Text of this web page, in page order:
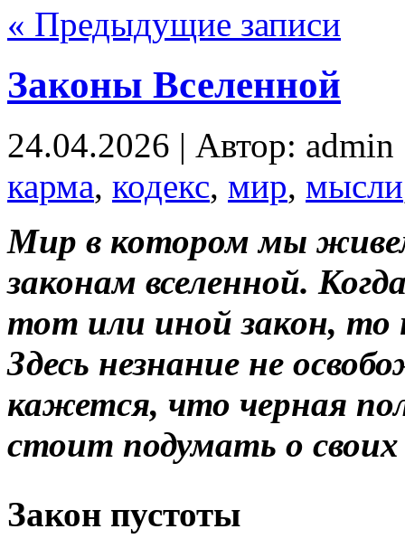
« Предыдущие записи
Законы Вселенной
24.04.2026 | Автор:
карма, кодекс, мир, мысли
Мир в котором мы
законам вселенной.
тот или иной закон, то
Здесь незнание не
кажется, что черная
стоит подумать о
Закон пустоты